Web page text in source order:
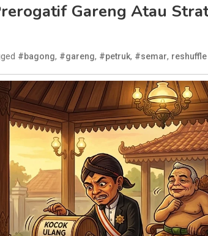
Gareng Atau
#bagong, #gareng, #petruk, #semar, reshuffle